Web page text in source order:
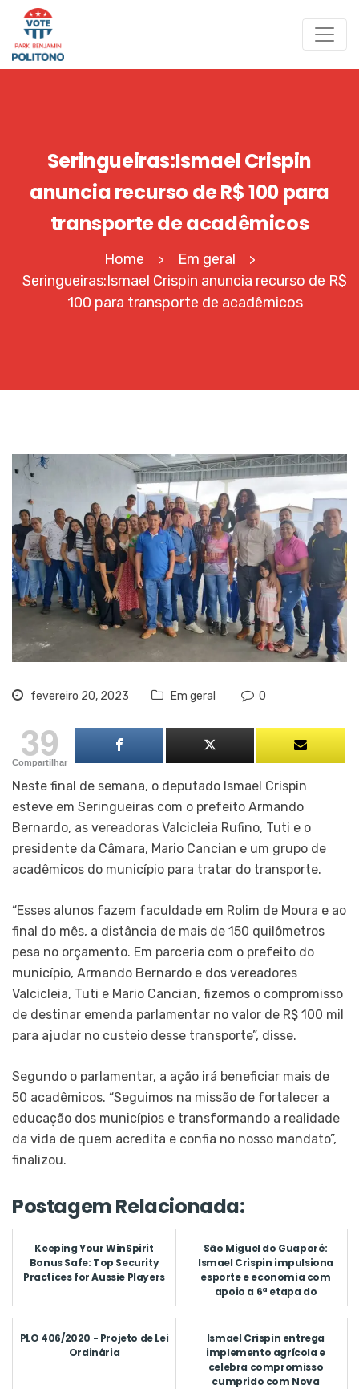
Seringueiras:Ismael Crispin
anuncia recurso de R$ 100 para
transporte de acadêmicos
Home > Em geral >
Seringueiras:Ismael Crispin anuncia recurso de R$
100 para transporte de acadêmicos
fevereiro 20, 2023 Em geral 0
39
Compartilhar
Neste final de semana, o deputado Ismael Crispin
esteve em Seringueiras com o prefeito Armando
Bernardo, as vereadoras Valcicleia Rufino, Tuti e o
presidente da Câmara, Mario Cancian e um grupo de
acadêmicos do município para tratar do transporte.
“Esses alunos fazem faculdade em Rolim de Moura e ao
final do mês, a distância de mais de 150 quilômetros
pesa no orçamento. Em parceria com o prefeito do
município, Armando Bernardo e dos vereadores
Valcicleia, Tuti e Mario Cancian, fizemos o compromisso
de destinar emenda parlamentar no valor de R$ 100 mil
para ajudar no custeio desse transporte”, disse.
Segundo o parlamentar, a ação irá beneficiar mais de
50 acadêmicos. “Seguimos na missão de fortalecer a
educação dos municípios e transformando a realidade
da vida de quem acredita e confia no nosso mandato”,
finalizou.
Postagem Relacionada:
Keeping Your WinSpirit
Bonus Safe: Top Security
Practices for Aussie Players
São Miguel do Guaporé:
Ismael Crispin impulsiona
esporte e economia com
apoio a 6ª etapa do
PLO 406/2020 - Projeto de Lei
Ordinária
Ismael Crispin entrega
implemento agrícola e
celebra compromisso
cumprido com Nova